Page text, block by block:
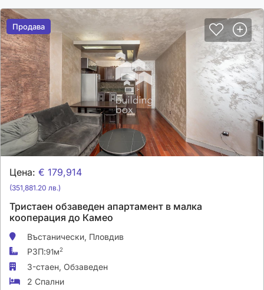
Продава
Продава
Цена: € 179,914
(351,881.20 лв.)
Тристаен обзаведен апартамент в малка
кооперация до Камео
Въстанически, Пловдив
РЗП:91м2
3-стаен, Обзаведен
2 Спални